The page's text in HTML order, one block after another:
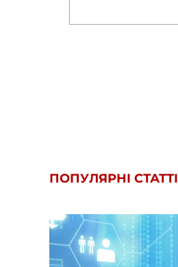
ПОПУЛЯРНІ СТАТТІ